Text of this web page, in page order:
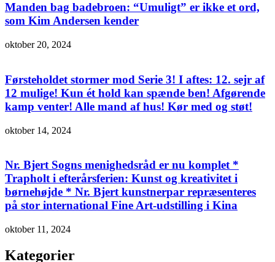
Manden bag badebroen: “Umuligt” er ikke et ord,
som Kim Andersen kender
oktober 20, 2024
Førsteholdet stormer mod Serie 3! I aftes: 12. sejr af
12 mulige! Kun ét hold kan spænde ben! Afgørende
kamp venter! Alle mand af hus! Kør med og støt!
oktober 14, 2024
Nr. Bjert Sogns menighedsråd er nu komplet *
Trapholt i efterårsferien: Kunst og kreativitet i
børnehøjde * Nr. Bjert kunstnerpar repræsenteres
på stor international Fine Art-udstilling i Kina
oktober 11, 2024
Kategorier